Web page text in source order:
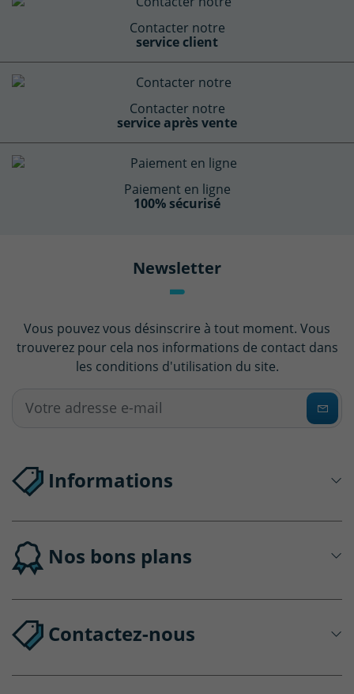
(1 avis)
Contacter notre
service client
Contacter notre
service après vente
Paiement en ligne
100% sécurisé
Newsletter
Vous pouvez vous désinscrire à tout moment. Vous
trouverez pour cela nos informations de contact dans
les conditions d'utilisation du site.
Informations
Nos bons plans
Contactez-nous